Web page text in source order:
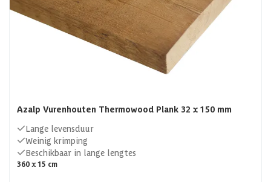
Azalp Vurenhouten Thermowood Plank 32 x 150 mm
Lange levensduur
Weinig krimping
Beschikbaar in lange lengtes
360 x 15 cm